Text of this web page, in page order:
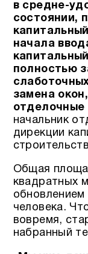
в средне-
состоянии,
начала
полностью
замена
отделочные
начальник
дирекции
Общая
квадратных
обновлением
человека.
вовремя,
набранный